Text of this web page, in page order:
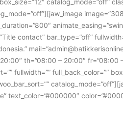
catalog_mode=”off”
contact” bar_type=”off”
th=”08:00 – 20:00″
fullwidth=”” full_back_color=””
text_color=”#000000″